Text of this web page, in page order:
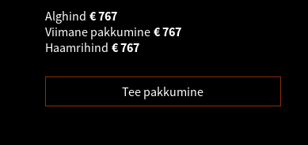
Alghind
767
€
Viimane pakkumine
767
€
Haamrihind
767
€
Tee pakkumine